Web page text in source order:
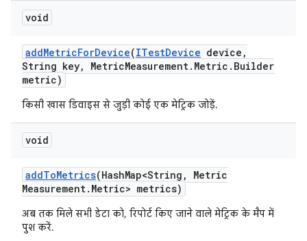
void
addMetricForDevice(ITestDevice device ,
String key, MetricMeasurement. Metric . Builder
metric)
किसी खास डिवाइस से जुड़ी कोई एक मेट्रिक जोड़ें.
void
addToMetrics(HashMap<String ,
Metric
Measurement. Metric> metrics)
अब तक मिले सभी डेटा को, रिपोर्ट किए जाने वाले मेट्रिक के मैप में
पुश करें.